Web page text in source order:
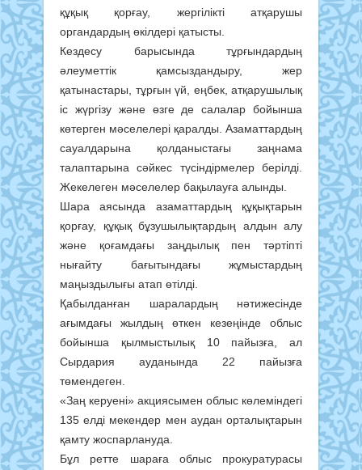
құқық қорғау, жергілікті атқарушы
органдардың өкілдері қатысты.
Кездесу барысында тұрғындардың
әлеуметтік қамсыздандыру, жер
қатынастары, тұрғын үй, еңбек, атқарушылық
іс жүргізу және өзге де салалар бойынша
көтерген мәселелері қаралды. Азаматтардың
сауалдарына қолданыстағы заңнама
талаптарына сәйкес түсіндірмелер берілді.
Жекелеген мәселелер бақылауға алынды.
Шара аясында азаматтардың құқықтарын
қорғау, құқық бұзушылықтардың алдын алу
және қоғамдағы заңдылық пен тәртіпті
нығайту бағытындағы жұмыстардың
маңыздылығы атап өтілді.
Қабылданған шаралардың нәтижесінде
ағымдағы жылдың өткен кезеңінде облыс
бойынша қылмыстылық 10 пайызға, ал
Сырдария ауданында 22 пайызға
төмендеген.
«Заң керуені» акциясымен облыс көлеміндегі
135 елді мекендер мен аудан орталықтарын
қамту жоспарлануда.
Бұл ретте шараға облыс прокуратурасы